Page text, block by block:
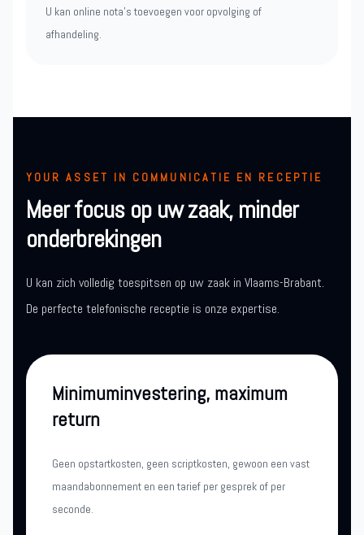
U kan online nota’s toevoegen voor opvolging of
afhandeling.
YOUR ASSET IN COMMUNICATIE EN RECEPTIE
Meer focus op uw zaak, minder
onderbrekingen
U kan zich volledig toespitsen op uw zaak in Vlaams-Brabant.
De perfecte telefonische receptie is onze expertise.
Minimuminvestering, maximum
return
Geen opstartkosten, geen scriptkosten, gewoon een vast
maandabonnement en een tarief per gesprek of per
seconde.